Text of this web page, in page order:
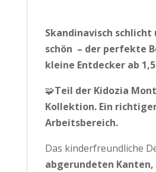
Skandinavisch
schön – der perfekte
kleine Entdecker ab
🧩Teil der Kidozia
Kollektion. Ein
Arbeitsbereich.
Das kinderfreundliche
abgerundeten Kanten,